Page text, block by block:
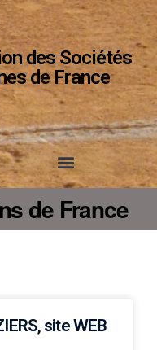
des Sociétés
de France
de France
site WEB